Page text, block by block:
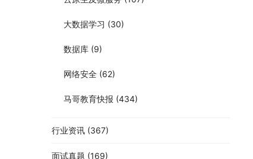
大数据学习 (30)
数据库 (9)
网络安全 (62)
马哥教育快报 (434)
行业资讯 (367)
面试真题 (169)